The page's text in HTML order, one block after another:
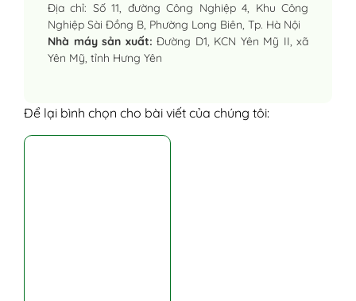
Địa chỉ: Số 11, đường Công Nghiệp 4, Khu Công
Nghiệp Sài Đồng B, Phường Long Biên, Tp. Hà Nội
Nhà máy sản xuất: Đường D1, KCN Yên Mỹ II, xã
Yên Mỹ, tỉnh Hưng Yên
Để lại bình chọn cho bài viết của chúng tôi: